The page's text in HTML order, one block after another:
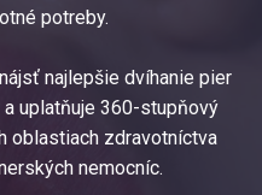
potreby.
najlepšie dvíhanie pier
uplatňuje 360-stupňový
oblastiach zdravotníctva
nemocníc.